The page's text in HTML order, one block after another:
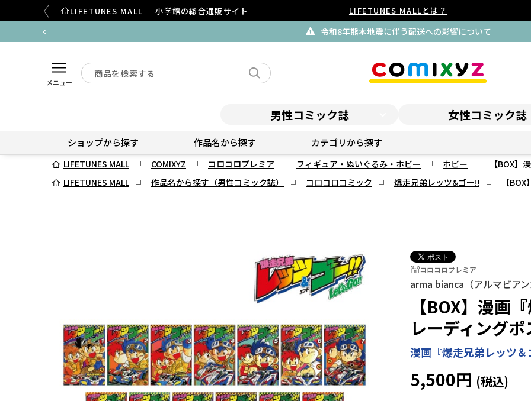
LIFETUNES MALL 小学館の総合通販サイト LIFETUNES MALLとは？
令和8年熊本地震に伴う配送への影響について
メニュー
男性コミック誌 女性コミック誌
ショップから探す 作品名から探す カテゴリから探す
LIFETUNES MALL COMIXYZ コロコロプレミア フィギュア・ぬいぐるみ・ホビー ホビー
【BOX】
LIFETUNES MALL
作品名から探す（男性コミック誌） コロコロコミック 爆走兄弟レッツ&ゴー!! 【
コロコロプレミア
arma bianca（アルマビアン
【BOX】漫画
レーディング
漫画『爆走兄弟レッツ
5,500円